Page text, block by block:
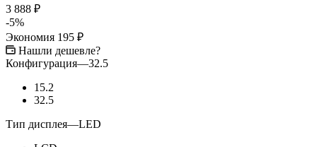
3 888 ₽
-5%
Экономия 195 ₽
Нашли дешевле?
Конфигурация—32.5
15.2
32.5
Тип дисплея—LED